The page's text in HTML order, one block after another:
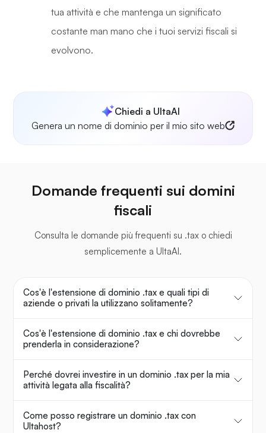
tua attività e che mantenga un significato
costante man mano che i tuoi servizi fiscali si
evolvono.
Chiedi a UltaAI
Genera un nome di dominio per il mio sito web
Domande frequenti sui domini
fiscali
Consulta le domande più frequenti su .tax o chiedi
semplicemente a UltaAI.
Cos'è l'estensione di dominio .tax e quali tipi di
aziende o privati la utilizzano solitamente?
Cos'è l'estensione di dominio .tax e chi dovrebbe
prenderla in considerazione?
Perché dovrei investire in un dominio .tax per la mia
attività legata alla fiscalità?
Come posso registrare un dominio .tax con
Ultahost?